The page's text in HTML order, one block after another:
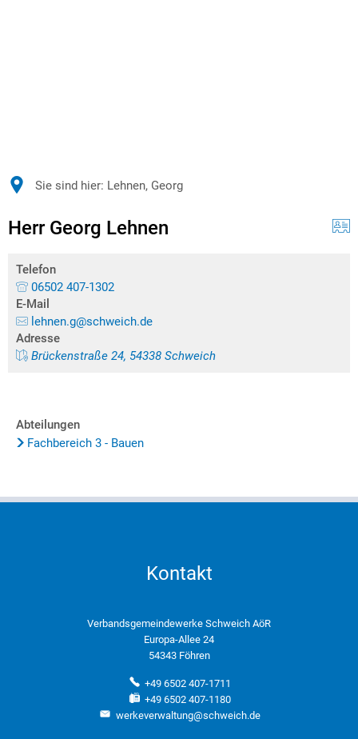
Sie sind hier: Lehnen, Georg
Herr Georg Lehnen
Telefon
06502 407-1302
E-Mail
lehnen.g@schweich.de
Adresse
Brückenstraße 24, 54338 Schweich
Abteilungen
Fachbereich 3 - Bauen
Kontakt
Verbandsgemeindewerke Schweich AöR
Europa-Allee 24
54343 Föhren
+49 6502 407-1711
+49 6502 407-1180
werkeverwaltung@schweich.de